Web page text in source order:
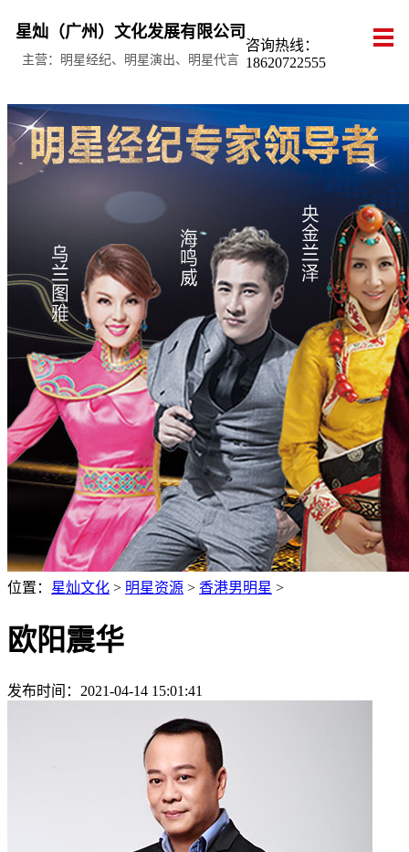
星灿（广州）文化发展有限公司
主营：明星经纪、明星演出、明星代言
咨询热线：
18620722555
位置： 星灿文化 > 明星资源 > 香港男明星 >
欧阳震华
发布时间：2021-04-14 15:01:41